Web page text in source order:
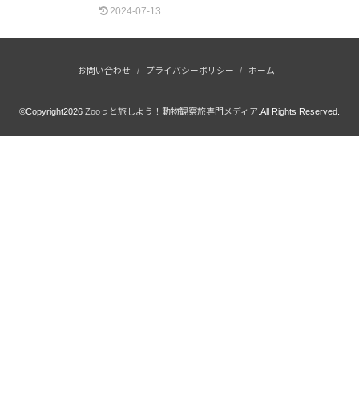
2024-07-13
お問い合わせ プライバシーポリシー ホーム
©Copyright2026 Zooっと旅しよう！動物観察旅専門メディア .All Rights Reserved.